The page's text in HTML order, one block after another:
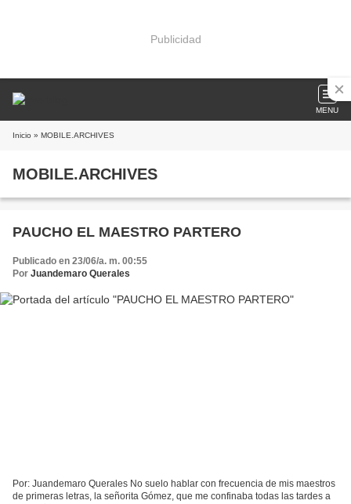
Publicidad
MENU
Inicio » MOBILE.ARCHIVES
MOBILE.ARCHIVES
PAUCHO EL MAESTRO PARTERO
Publicado en 23/06/a. m. 00:55
Por Juandemaro Querales
Por: Juandemaro Querales No suelo hablar con frecuencia de mis maestros
de primeras letras, la señorita Gómez, que me confinaba todas las tardes a